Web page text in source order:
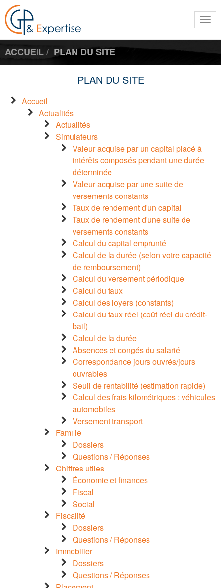
ACCUEIL PLAN DU SITE
PLAN DU SITE
Accueil
Actualités
Actualités
Simulateurs
Valeur acquise par un capital placé à
intérêts composés pendant une durée
déterminée
Valeur acquise par une suite de
versements constants
Taux de rendement d'un capital
Taux de rendement d'une suite de
versements constants
Calcul du capital emprunté
Calcul de la durée (selon votre capacité
de remboursement)
Calcul du versement périodique
Calcul du taux
Calcul des loyers (constants)
Calcul du taux réel (coût réel du crédit-
bail)
Calcul de la durée
Absences et congés du salarié
Correspondance jours ouvrés/jours
ouvrables
Seuil de rentabilité (estimation rapide)
Calcul des frais kilométriques : véhicules
automobiles
Versement transport
Famille
Dossiers
Questions / Réponses
Chiffres utiles
Économie et finances
Fiscal
Social
Fiscalité
Dossiers
Questions / Réponses
Immobilier
Dossiers
Questions / Réponses